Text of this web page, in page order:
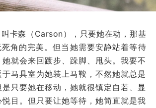
卡森（ Carson），只要她在动，那基
角的完美。但当她需要安静站着等待
就会来回踱步、跺脚、甩头。我要不
马具室为她装上马鞍，不然她就总是
只要她在移动，她就很镇定自若、显
目。但只要让她等待，她简直就是我